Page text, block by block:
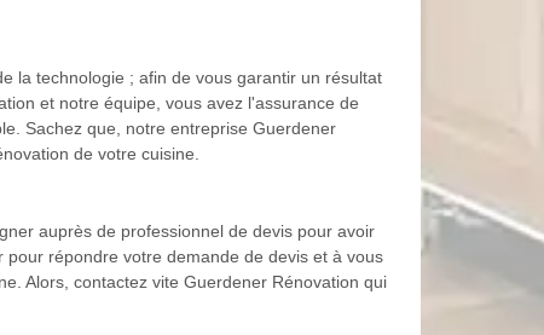
la technologie ; afin de vous garantir un résultat
et notre équipe, vous avez l'assurance de
Sachez que, notre entreprise Guerdener
de votre cuisine.
auprès de professionnel de devis pour avoir
pour répondre votre demande de devis et à vous
Alors, contactez vite Guerdener Rénovation qui